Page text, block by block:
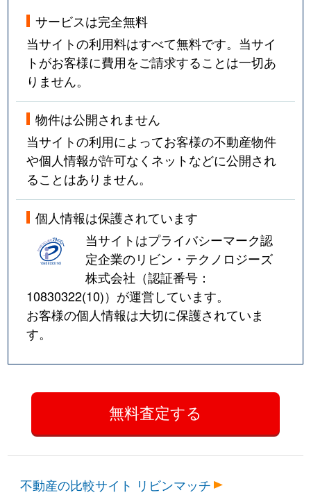
サービスは完全無料
当サイトの利用料はすべて無料です。当サイ
トがお客様に費用をご請求することは一切あ
りません。
物件は公開されません
当サイトの利用によってお客様の不動産物件
や個人情報が許可なくネットなどに公開され
ることはありません。
個人情報は保護されています
当サイトはプライバシーマーク認
定企業のリビン・テクノロジーズ
株式会社（認証番号：
10830322(10)）が運営しています。
お客様の個人情報は大切に保護されていま
す。
不動産の比較サイト リビンマッチ